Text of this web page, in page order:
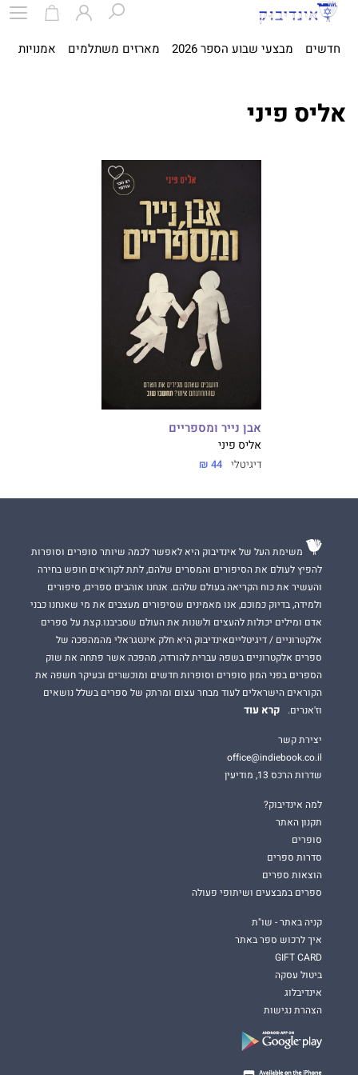
חדשים מבצעי שבוע הספר 2026 מארזים משתלמים אמנויות
אליס פיני
אבן נייר ומספריים
אליס פיני
דיגיטלי 44 ₪
משימת העל של אינדיבוק היא לאפשר לכמה שיותר סופרים וסופרות
להפיץ לעולם את הסיפורים והמסרים שלהם, לתת לקוראים חופש בחירה
והעשיר את כוח הקריאה בעולם שלהם. אנחנו אוהבים ספרים, סיפורים
ולמידה, בדיוק כמוכם, אנו מאמינים שסיפורים מעצבים את מי שאנחנו כבני
אדם ומילים יכולות להעצים ולשנות את העולם שסביבנו.קצת על ספרים
אלקטרוניים / דיגיטלייםאינדיבוק היא חלק אינטגראלי מהמהפכה של
ספרים אלקטרוניים בשפה עברית להורדה, מהפכה אשר פתחה את שוק
הספרים בפני המון סופרים וסופרות חדשים ומוכשרים ובעיקר חשפה את
הקוראים הישראלים לעוד מבחר עצום ומרתק של ספרים בשלל נושאים
וז'אנרים.
קרא עוד
יצירת קשר
office@indiebook.co.il
שדרות הרכס 13, מודיעין
למה אינדיבוק?
תקנון האתר
סופרים
סדרות ספרים
הוצאות ספרים
ספרים במבצעים ושיתופי פעולה
קניה באתר - שו"ת
איך לרכוש ספר באתר
GIFT CARD
ביטול עסקה
אינדיבלוג
הצהרת נגישות